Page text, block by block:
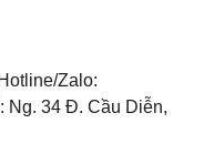
Zalo:
Ng. 34 Đ. Cầu Diễn,